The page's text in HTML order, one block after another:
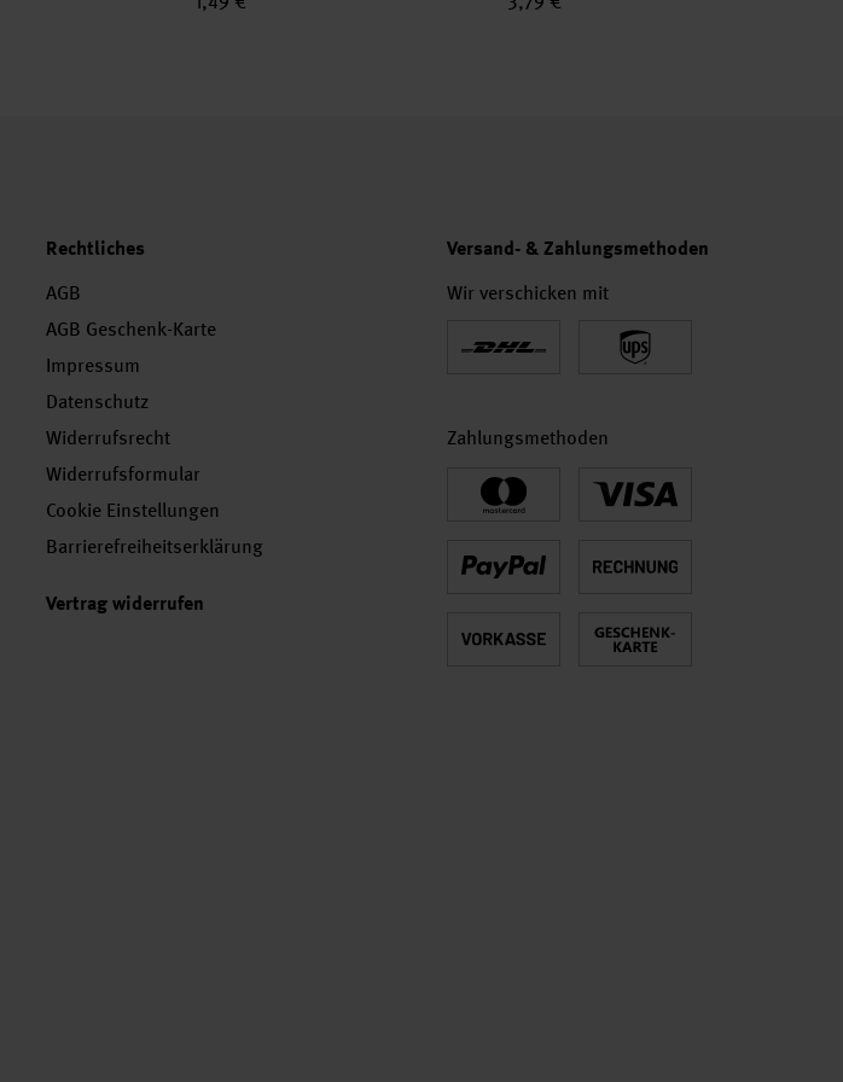
Rechtliches
AGB
AGB Geschenk-Karte
Impressum
Datenschutz
Widerrufsrecht
Widerrufsformular
Cookie Einstellungen
Barrierefreiheitserklärung
Vertrag widerrufen
Versand- & Zahlungsmethoden
Wir verschicken mit
Zahlungsmethoden